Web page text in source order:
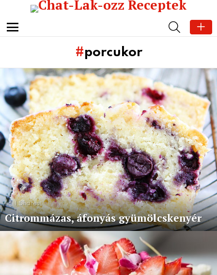
Menu
SEARCH
porcukor
Subterms
Latest
stories
1 Shares
Citrommázas, áfonyás gyümölcskenyér